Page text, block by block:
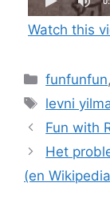
Watch this
Categories
funfunfun,
Tags
levni
Fun with
Het
(en